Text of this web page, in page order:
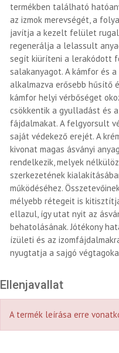
termékben található
az izmok merevségét, a
javítja a kezelt felület
regenerálja a lelassult
segít kiüríteni a lerakódott
salakanyagot. A kámfor és
alkalmazva erősebb hűsítő
kámfor helyi vérbőséget
csökkentik a gyulladást és
fájdalmakat. A felgyorsult
saját védekező erejét. A
kivonat magas ásványi
rendelkezik, melyek
szerkezetének
működéséhez.
mélyebb rétegeit is
ellazul, így utat nyit az
behatolásának. Jótékony
ízületi és az
nyugtatja a sajgó
Ellenjavallat
A termék leírása erre